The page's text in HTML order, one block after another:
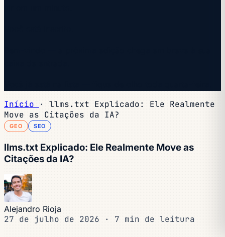
Início ·
llms.txt Explicado: Ele Realmente
Move as Citações da IA?
GEO SEO
llms.txt Explicado: Ele Realmente Move as
Citações da IA?
Alejandro Rioja
27 de julho de 2026 · 7 min de leitura